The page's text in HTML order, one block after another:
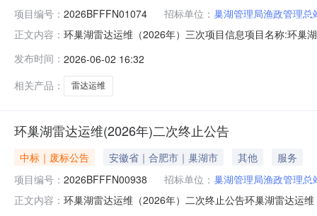
项目编号： 2026BFFFN01074 招标单位： 巢湖管理局渔政管理总
正文内容： 环巢湖雷达运维（2026年）三次项目信息项目名称:环巢
合肥市公共资源交易监督管理局代理机构:安徽公共资源
发布时间： 2026-06-02 16:32
相关产品：
雷达运维
环巢湖雷达运维(2026年)二次终止公告
中标｜废标公告 安徽省｜合肥市｜巢湖市 其他
服务
项目编号： 2026BFFFN00938 招标单位： 巢湖管理局渔政管理总
正文内容： 环巢湖雷达运维（2026年）二次终止公告环巢湖雷达运